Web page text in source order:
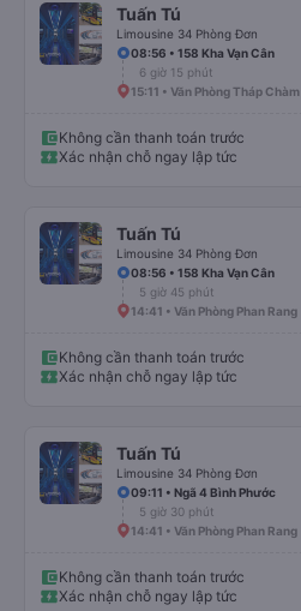
Tuấn Tú
Limousine 34 Phòng Đơn
08:56 • 158 Kha Vạn Cân
6 giờ 15 phút
15:11 • Văn Phòng Tháp Chàm
Không cần thanh toán trước
Xác nhận chỗ ngay lập tức
Tuấn Tú
Limousine 34 Phòng Đơn
08:56 • 158 Kha Vạn Cân
5 giờ 45 phút
14:41 • Văn Phòng Phan Rang
Không cần thanh toán trước
Xác nhận chỗ ngay lập tức
Tuấn Tú
Limousine 34 Phòng Đơn
09:11 • Ngã 4 Bình Phước
5 giờ 30 phút
14:41 • Văn Phòng Phan Rang
Không cần thanh toán trước
Xác nhận chỗ ngay lập tức